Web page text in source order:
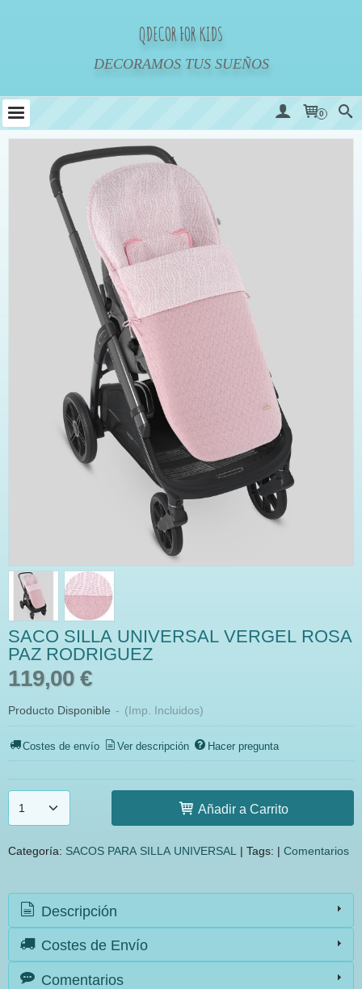
QDECOR FOR KIDS
DECORAMOS TUS SUEÑOS
0
SACO SILLA UNIVERSAL VERGEL ROSA
PAZ RODRIGUEZ
119,00 €
Producto Disponible - (Imp. Incluidos)
Costes de envío Ver descripción Hacer pregunta
Añadir a Carrito
Categoría: SACOS PARA SILLA UNIVERSAL | Tags: | Comentarios
Descripción
Costes de Envío
Comentarios